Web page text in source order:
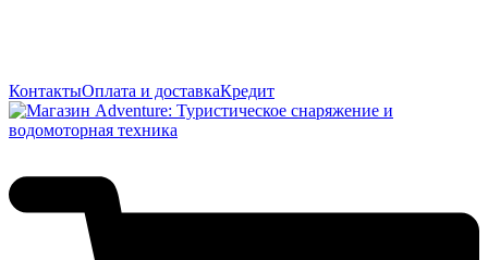
КонтактыОплата и доставкаКредит